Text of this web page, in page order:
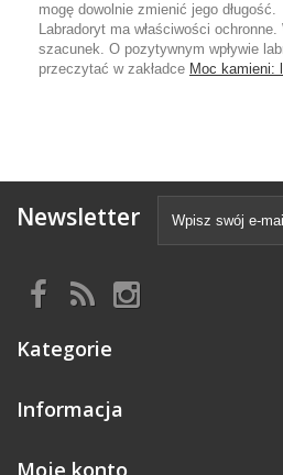
mogę dowolnie zmienić jego długość.
Labradoryt ma właściwości
szacunek. O pozytywnym wpływie
przeczytać w zakładce Moc kamieni:
Newsletter
Kategorie
Informacja